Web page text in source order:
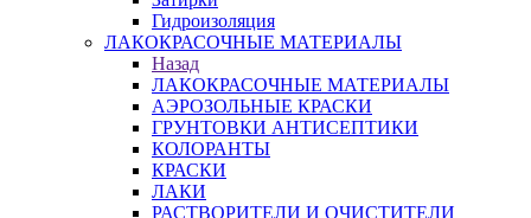
Гидроизоляция
ЛАКОКРАСОЧНЫЕ МАТЕРИАЛЫ
Назад
ЛАКОКРАСОЧНЫЕ МАТЕРИАЛЫ
АЭРОЗОЛЬНЫЕ КРАСКИ
ГРУНТОВКИ АНТИСЕПТИКИ
КОЛОРАНТЫ
КРАСКИ
ЛАКИ
РАСТВОРИТЕЛИ И ОЧИСТИТЕЛИ